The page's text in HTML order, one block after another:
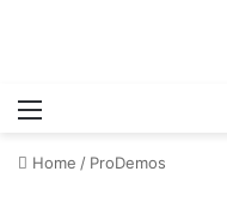
Home / ProDemos